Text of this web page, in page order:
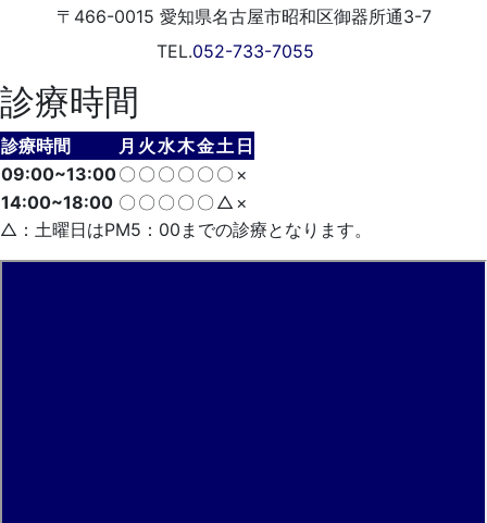
〒466-0015 愛知県名古屋市昭和区御器所通3-7
TEL.052-733-7055
診療時間
診療時間 月 火水木金土 日
09:00~13:00〇 〇 〇 〇 〇 〇 ×
14:00~18:00 〇 〇 〇 〇 〇 △ ×
△：土曜日はPM5：00までの診療となります。